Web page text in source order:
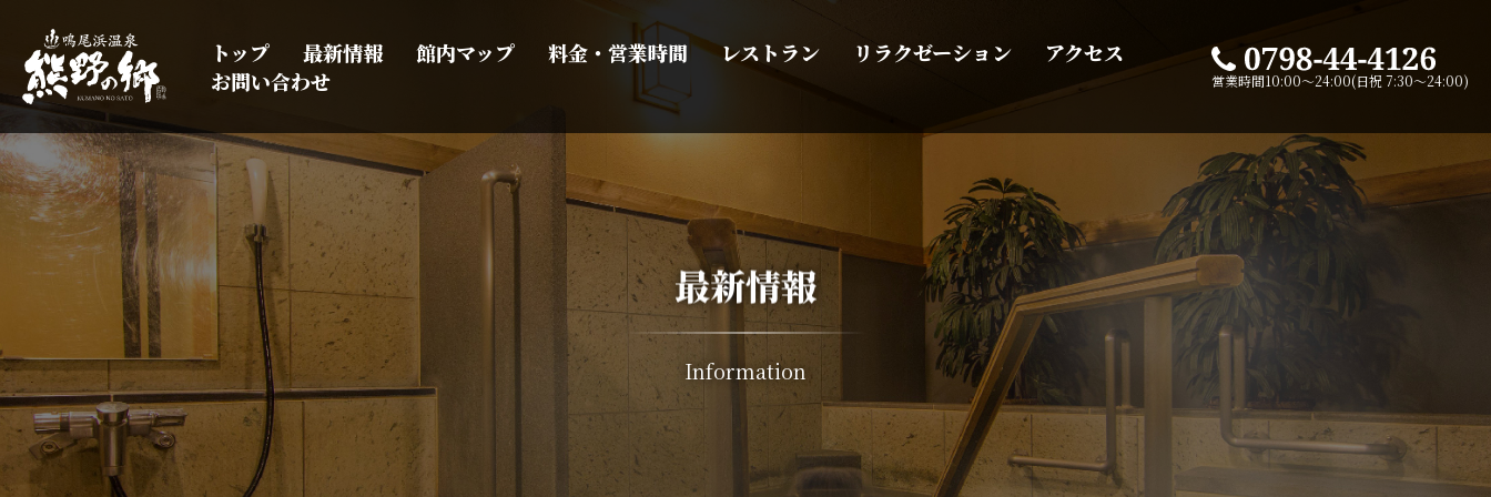
トップ 最新情報 館内マップ 料金・営業時間 レストラン リラクゼーション
アクセス
お問い合わせ
営業時間10:00～24:00(日祝 7:30～24:00)
最新情報
Information